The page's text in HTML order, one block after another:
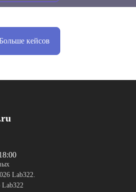
кейсов
Lab322.
Lab322